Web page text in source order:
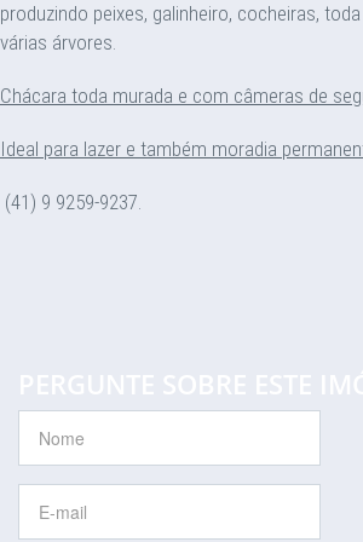
produzindo peixes, galinheiro, cocheiras,
várias árvores.
Chácara toda murada e com câmeras de
Ideal para lazer e também moradia
(41) 9 9259-9237.